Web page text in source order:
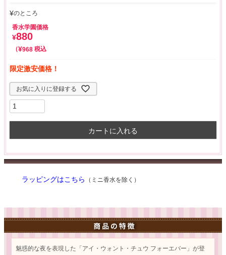
¥のところ
香水学園価格
¥880
¥968 税込
限定激安価格！
お気に入りに登録する
カートに入れる
ラッピングはこちら （ミニ香水を除く）
魅惑的な夜を表現した「アイ・ウォント・チュウ フォーエバー」が登